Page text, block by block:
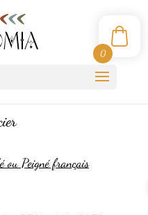
ou Peigné français
0